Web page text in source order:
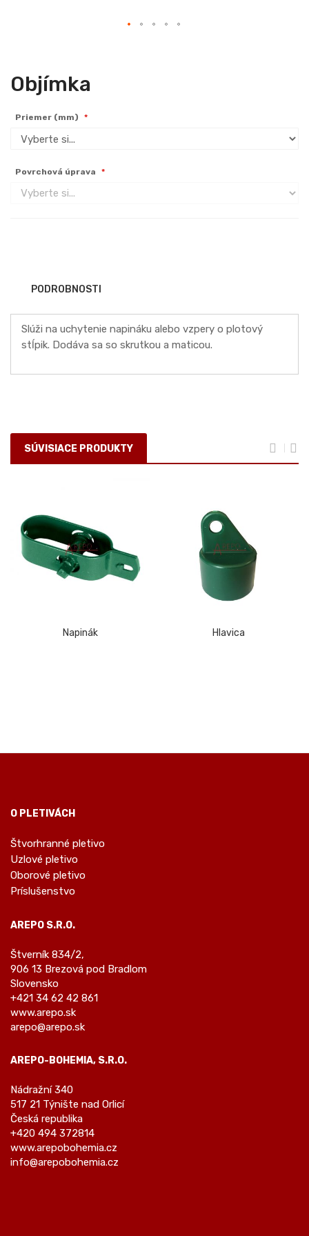
Objímka
Priemer (mm)
Povrchová úprava
the
beginning
the
images
PODROBNOSTI
Slúži na uchytenie napináku alebo vzpery o plotový
stĺpik. Dodáva sa so skrutkou a maticou.
SÚVISIACE PRODUKTY
Napinák Hlavica
O PLETIVÁCH
Štvorhranné pletivo
Uzlové pletivo
Oborové pletivo
Príslušenstvo
AREPO S.R.O.
Štverník 834/2,
906 13 Brezová pod Bradlom
Slovensko
+421 34 62 42 861
www.arepo.sk
arepo@arepo.sk
AREPO-BOHEMIA, S.R.O.
Nádražní 340
517 21 Týnište nad Orlicí
Česká republika
+420 494 372814
www.arepobohemia.cz
info@arepobohemia.cz